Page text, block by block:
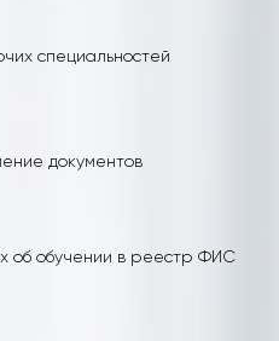
специальностей
документов
об обучении в реестр ФИС